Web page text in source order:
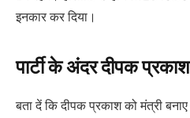
इनकार कर दिया।
पार्टी के अंदर दीपक
बता दें कि दीपक प्रकाश को मंत्री